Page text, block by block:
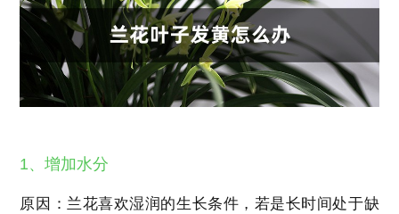
1、增加水分
原因：兰花喜欢湿润的生长条件，若是长时间处于缺